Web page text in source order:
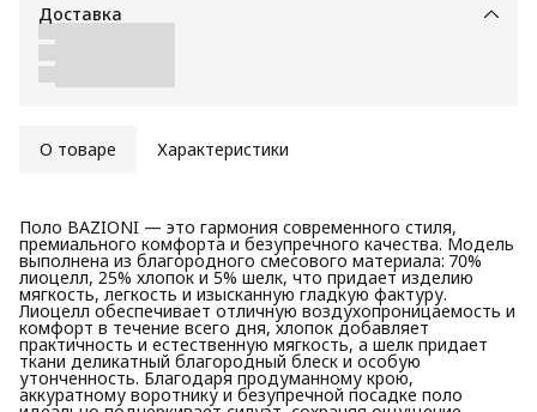
Доставка
О товаре Характеристики
Поло BAZIONI — это гармония современного стиля,
премиального комфорта и безупречного качества. Модель
выполнена из благородного смесового материала: 70%
лиоцелл, 25% хлопок и 5% шелк, что придает изделию
мягкость, легкость и изысканную гладкую фактуру.
Лиоцелл обеспечивает отличную воздухопроницаемость и
комфорт в течение всего дня, хлопок добавляет
практичность и естественную мягкость, а шелк придает
ткани деликатный благородный блеск и особую
утонченность. Благодаря продуманному крою,
аккуратному воротнику и безупречной посадке поло